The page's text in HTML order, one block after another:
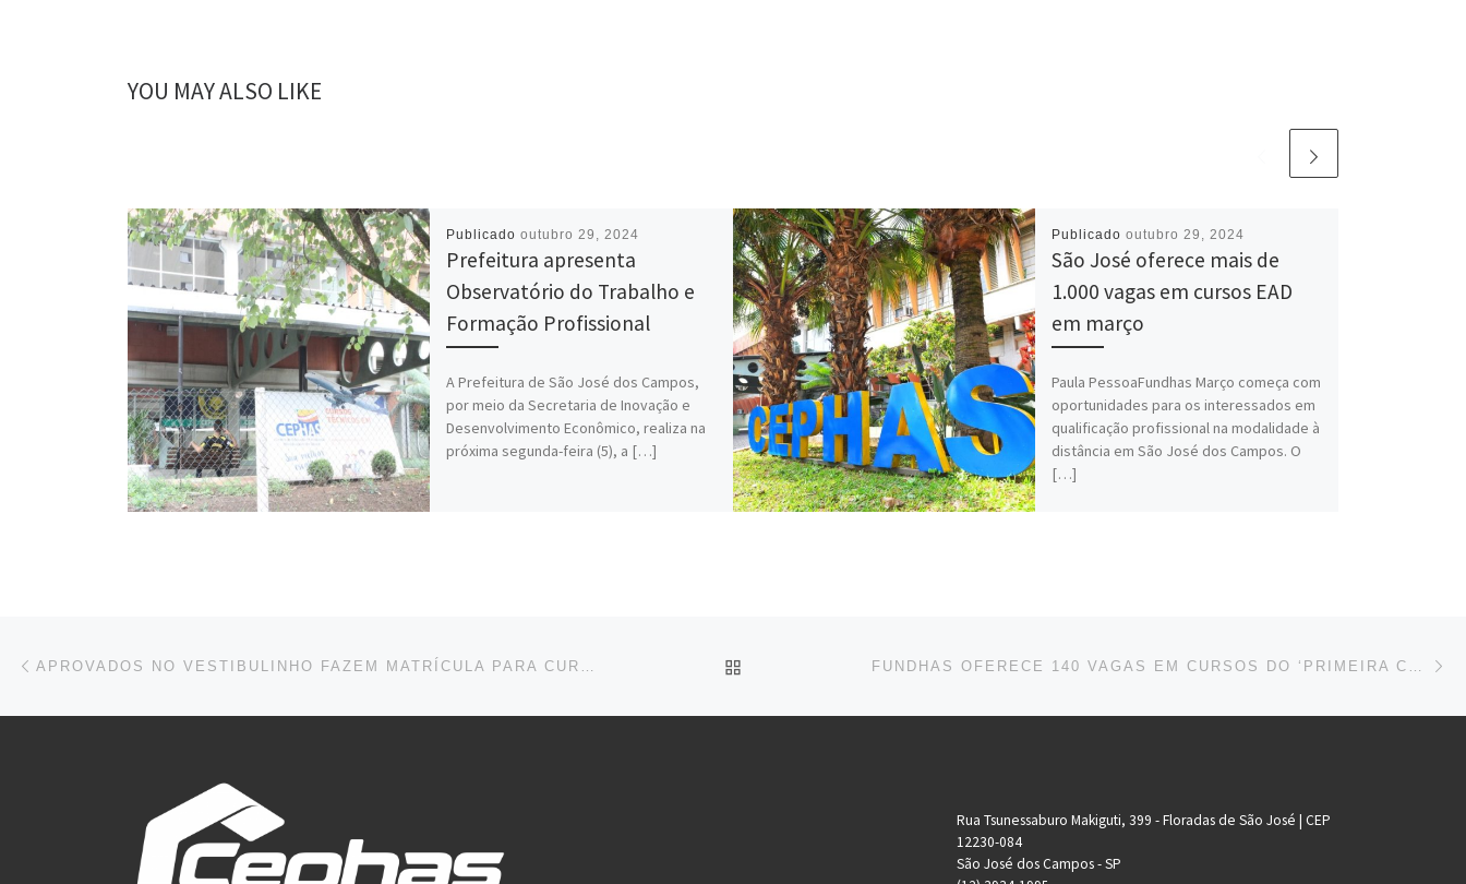
YOU MAY ALSO LIKE
Publicado outubro 29, 2024
Prefeitura apresenta
Observatório do Trabalho e
Formação Profissional
A Prefeitura de São José dos Campos,
por meio da Secretaria de Inovação e
Desenvolvimento Econômico, realiza na
próxima segunda-feira (5), a […]
Publicado outubro 29, 2024
São José oferece mais de
1.000 vagas em cursos EAD
em março
Paula PessoaFundhas Março começa com
oportunidades para os interessados em
qualificação profissional na modalidade à
distância em São José dos Campos. O
[…]
Navegação do post BACK TO POST LIST
Rua Tsunessaburo Makiguti, 399 - Floradas de São José | CEP
12230-084
São José dos Campos - SP